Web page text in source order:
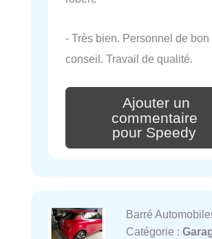
- Très bien. Personnel de bon
conseil. Travail de qualité.
Ajouter un
commentaire
pour Speedy
Barré
Catégorie :